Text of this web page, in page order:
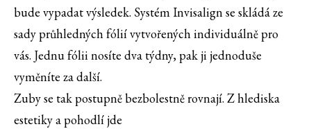
bude vypadat výsledek. Systém Invisalign se skládá ze
sady průhledných fólií vytvořených individuálně pro
vás. Jednu fólii nosíte dva týdny, pak ji jednoduše
vyměníte za další.
Zuby se tak postupně bezbolestně rovnají. Z hlediska
estetiky a pohodlí jde